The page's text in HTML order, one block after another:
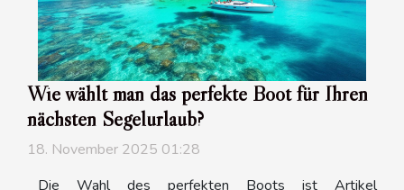
Wie wählt man das perfekte Boot für Ihren
nächsten Segelurlaub?
18. November 2025 01:28
Die Wahl des perfekten Boots ist Artikel